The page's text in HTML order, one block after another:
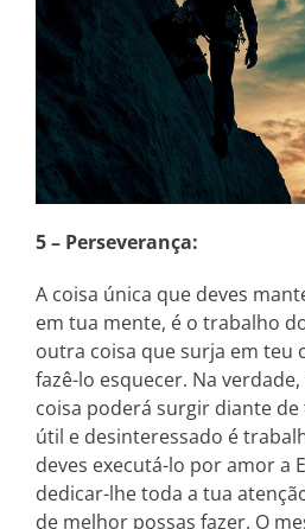
5 – Perseverança:
A coisa única que deves
em tua mente, é o trabalho
outra coisa que surja em teu
fazê-lo esquecer. Na
coisa poderá surgir diante
útil e desinteressado é
deves executá-lo por amor a
dedicar-lhe toda a tua
de melhor possas fazer. O